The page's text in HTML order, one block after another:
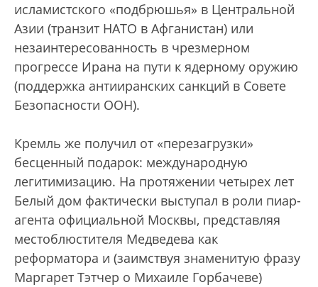
исламистского «подбрюшья» в Центральной
Азии (транзит НАТО в Афганистан) или
незаинтересованность в чрезмерном
прогрессе Ирана на пути к ядерному оружию
(поддержка антииранских санкций в Совете
Безопасности ООН).
Кремль же получил от «перезагрузки»
бесценный подарок: международную
легитимизацию. На протяжении четырех лет
Белый дом фактически выступал в роли пиар-
агента официальной Москвы, представляя
местоблюстителя Медведева как
реформатора и (заимствуя знаменитую фразу
Маргарет Тэтчер о Михаиле Горбачеве)